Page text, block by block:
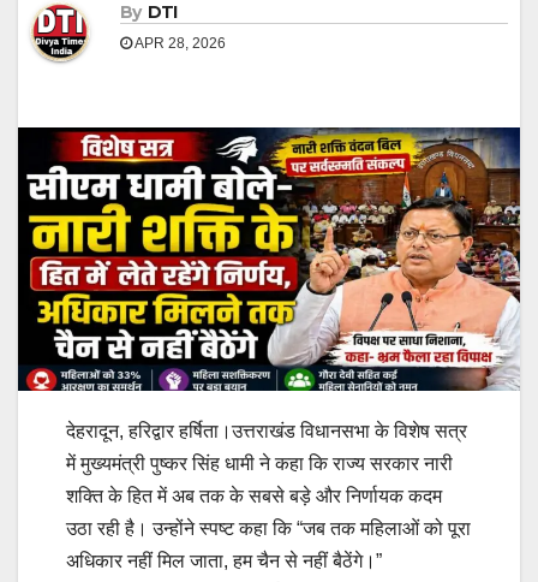
By DTI
APR 28, 2026
देहरादून, हरिद्वार हर्षिता।उत्तराखंड विधानसभा के विशेष सत्र
में मुख्यमंत्री पुष्कर सिंह धामी ने कहा कि राज्य सरकार नारी
शक्ति के हित में अब तक के सबसे बड़े और निर्णायक कदम
उठा रही है। उन्होंने स्पष्ट कहा कि “जब तक महिलाओं को पूरा
अधिकार नहीं मिल जाता, हम चैन से नहीं बैठेंगे।”